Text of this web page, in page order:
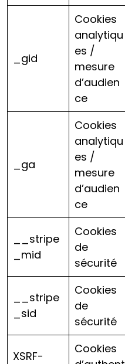
_gid
Cookies
analytiqu
es /
mesure
d’audien
ce
_ga
Cookies
analytiqu
es /
mesure
d’audien
ce
__stripe
_mid
Cookies
de
sécurité
__stripe
_sid
Cookies
de
sécurité
XSRF-
Cookies